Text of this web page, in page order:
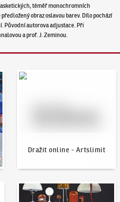
téměř monochromních
obraz oslavou barev. Dílo pochází
Původní autorova adjustace. Při
a prof. J. Zeminou.
Dražit online - Artslimit
Dražit online - Artslimit
Aktuality